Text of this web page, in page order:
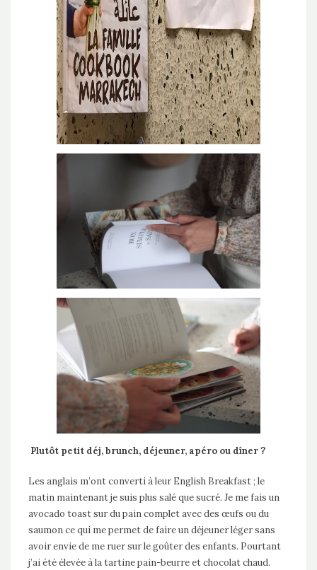
Plutôt petit déj, brunch, déjeuner, apéro ou dîner ?
Les anglais m’ont converti à leur English Breakfast ; le
matin maintenant je suis plus salé que sucré. Je me fais un
avocado toast sur du pain complet avec des œufs ou du
saumon ce qui me permet de faire un déjeuner léger sans
avoir envie de me ruer sur le goûter des enfants. Pourtant
j’ai été élevée à la tartine pain-beurre et chocolat chaud.